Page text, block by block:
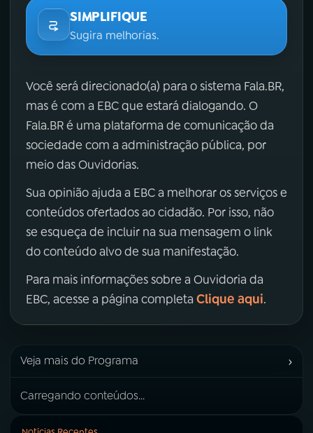
SIMPLIFIQUE
Sugira melhorias.
Você será direcionado(a) para o sistema Fala.BR,
mas é com a EBC que estará dialogando. O
Fala.BR é uma plataforma de comunicação da
sociedade com a administração pública, por
meio das Ouvidorias.
Sua opinião ajuda a EBC a melhorar os serviços e
conteúdos ofertados ao cidadão. Por isso, não
se esqueça de incluir na sua mensagem o link
do conteúdo alvo de sua manifestação.
Para mais informações sobre a Ouvidoria da
EBC, acesse a página completa Clique aqui.
Veja mais do Programa ›
Carregando conteúdos...